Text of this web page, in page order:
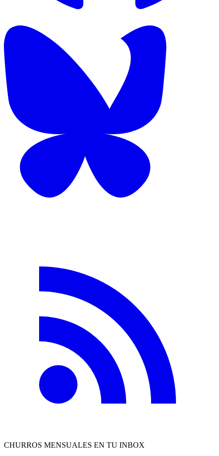
CHURROS MENSUALES EN TU INBOX